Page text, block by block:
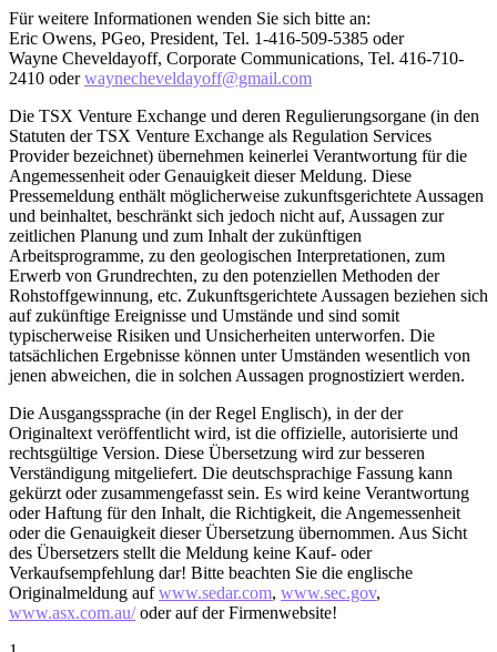
Für weitere Informationen wenden Sie sich bitte an:
Eric Owens, PGeo, President, Tel. 1-416-509-5385 oder
Wayne Cheveldayoff, Corporate Communications, Tel. 416-710-
2410 oderwaynecheveldayoff@gmail.com
Die TSX Venture Exchange und deren Regulierungsorgane (in den
Statuten der TSX Venture Exchange als Regulation Services
Provider bezeichnet) übernehmen keinerlei Verantwortung für die
Angemessenheit oder Genauigkeit dieser Meldung. Diese
Pressemeldung enthält möglicherweise zukunftsgerichtete Aussagen
und beinhaltet, beschränkt sich jedoch nicht auf, Aussagen zur
zeitlichen Planung und zum Inhalt der zukünftigen
Arbeitsprogramme, zu den geologischen Interpretationen, zum
Erwerb von Grundrechten, zu den potenziellen Methoden der
Rohstoffgewinnung, etc. Zukunftsgerichtete Aussagen beziehen sich
auf zukünftige Ereignisse und Umstände und sind somit
typischerweise Risiken und Unsicherheiten unterworfen. Die
tatsächlichen Ergebnisse können unter Umständen wesentlich von
jenen abweichen, die in solchen Aussagen prognostiziert werden.
Die Ausgangssprache (in der Regel Englisch), in der der
Originaltext veröffentlicht wird, ist die offizielle, autorisierte und
rechtsgültige Version. Diese Übersetzung wird zur besseren
Verständigung mitgeliefert. Die deutschsprachige Fassung kann
gekürzt oder zusammengefasst sein. Es wird keine Verantwortung
oder Haftung für den Inhalt, die Richtigkeit, die Angemessenheit
oder die Genauigkeit dieser Übersetzung übernommen. Aus Sicht
des Übersetzers stellt die Meldung keine Kauf- oder
Verkaufsempfehlung dar! Bitte beachten Sie die englische
Originalmeldung aufwww.sedar.com, www.sec.gov,
www.asx.com.au/oder auf der Firmenwebsite!